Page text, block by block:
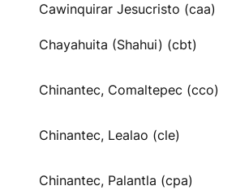
Cawinquirar Jesucristo (caa)
Chayahuita (Shahui) (cbt)
Chinantec, Comaltepec (cco)
Chinantec, Lealao (cle)
Chinantec, Palantla (cpa)